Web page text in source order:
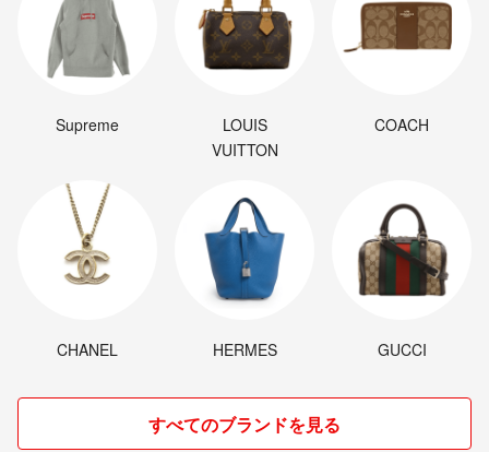
Supreme
LOUIS
VUITTON
COACH
CHANEL HERMES GUCCI
すべてのブランドを見る